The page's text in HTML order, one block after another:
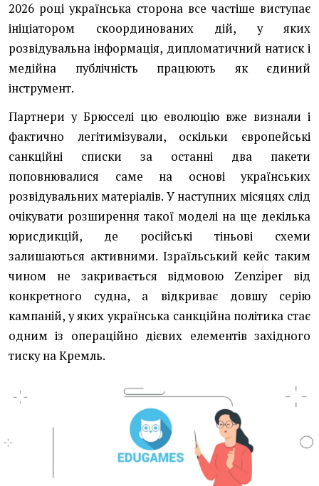
2026 році українська сторона все частіше виступає
ініціатором скоординованих дій, у яких
розвідувальна інформація, дипломатичний натиск і
медійна публічність працюють як єдиний
інструмент.
Партнери у Брюсселі цю еволюцію вже визнали і
фактично легітимізували, оскільки європейські
санкційні списки за останні два пакети
поповнювалися саме на основі українських
розвідувальних матеріалів. У наступних місяцях слід
очікувати розширення такої моделі на ще декілька
юрисдикцій, де російські тіньові схеми
залишаються активними. Ізраїльський кейс таким
чином не закривається відмовою Zenziper від
конкретного судна, а відкриває довшу серію
кампаній, у яких українська санкційна політика стає
одним із операційно дієвих елементів західного
тиску на Кремль.